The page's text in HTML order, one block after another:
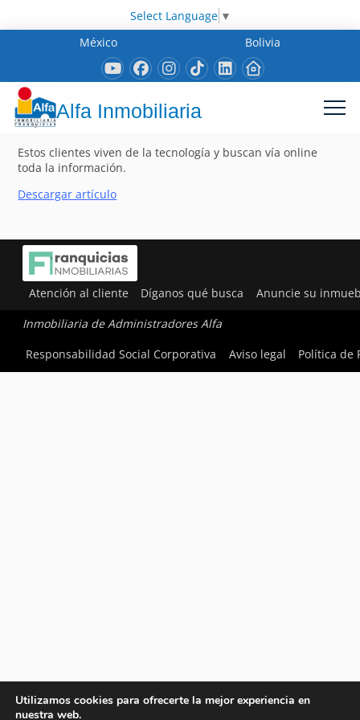
Select Language ▼
México
Bolivia
Alfa Inmobiliaria
Estos clientes viven de la tecnología y buscan vía online
toda la información.
Descargar artículo
Atención al cliente Díganos qué busca Anuncie su
Inmobiliaria de Administradores Alfa
Responsabilidad Social Corporativa
Aviso legal Política de
Utilizamos cookies para ofrecerte la mejor experiencia en
nuestra web.